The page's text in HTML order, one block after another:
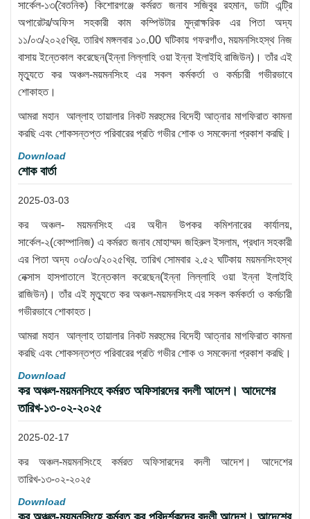
সার্কেল-১৩(বৈতনিক) কিশোরগঞ্জে কর্মরত জনাব সজিবুর রহমান, ডাটা এন্ট্রি
অপারেটর/অফিস সহকারী কাম কম্পিউটার মুদ্রাক্ষরিক এর পিতা অদ্য
১১/০৩/২০২৫খ্রি. তারিখ মঙ্গলবার ১০.00 ঘটিকায় গফরগাঁও, ময়মনসিংহস্থ নিজ
বাসায় ইন্তেকাল করেছেন(ইন্না লিল্লাহি ওয়া ইন্না ইলাইহি রাজিউন)। তাঁর এই
মৃত্যুতে কর অঞ্চল-ময়মনসিংহ এর সকল কর্মকর্তা ও কর্মচারী গভীরভাবে
শোকাহত।
আমরা মহান আল্লাহ তায়ালার নিকট মরহুমের বিদেহী আত্নার মাগফিরাত কামনা
করছি এবং শোকসন্তপ্ত পরিবারের প্রতি গভীর শোক ও সমবেদনা প্রকাশ করছি।
Download
শোক বার্তা
2025-03-03
কর অঞ্চল- ময়মনসিংহ এর অধীন উপকর কমিশনারের কার্যালয়,
সার্কেল-২(কোম্পানিজ) এ কর্মরত জনাব মোহাম্মদ জহিরুল ইসলাম, প্রধান সহকারী
এর পিতা অদ্য ০৩/০৩/২০২৫খ্রি. তারিখ সোমবার ২.৫২ ঘটিকায় ময়মনসিংহস্থ
নেক্সাস হাসপাতালে ইন্তেকাল করেছেন(ইন্না লিল্লাহি ওয়া ইন্না ইলাইহি
রাজিউন)। তাঁর এই মৃত্যুতে কর অঞ্চল-ময়মনসিংহ এর সকল কর্মকর্তা ও কর্মচারী
গভীরভাবে শোকাহত।
আমরা মহান আল্লাহ তায়ালার নিকট মরহুমের বিদেহী আত্নার মাগফিরাত কামনা
করছি এবং শোকসন্তপ্ত পরিবারের প্রতি গভীর শোক ও সমবেদনা প্রকাশ করছি।
Download
কর অঞ্চল-ময়মনসিংহে কর্মরত অফিসারদের বদলী আদেশ। আদেশের
তারিখ-১৩-০২-২০২৫
2025-02-17
কর অঞ্চল-ময়মনসিংহে কর্মরত অফিসারদের বদলী আদেশ। আদেশের
তারিখ-১৩-০২-২০২৫
Download